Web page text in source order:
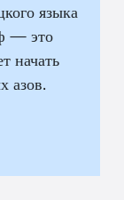
языка
— это
начать
азов.